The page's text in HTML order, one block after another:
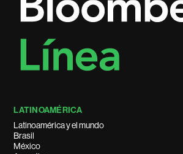
LATINOAMÉRICA
Latinoamérica y el mundo
Brasil
México